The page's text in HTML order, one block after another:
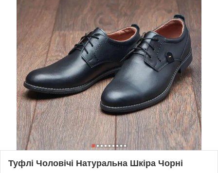
Туфлі Чоловічі Натуральна Шкіра Чорні